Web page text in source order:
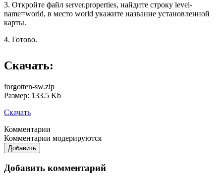
3. Откройте файл server.properties, найдите строку level-
name=world, в место world укажите название установленной
карты.
4. Готово.
Скачать:
forgotten-sw.zip
Размер: 133.5 Kb
Скачать
Комментарии
Комментарии модерируются
Добавить
Добавить комментарий